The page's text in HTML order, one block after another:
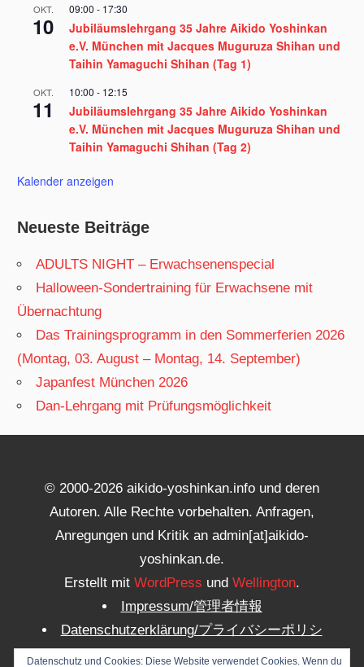
OKT.
10
09:00 - 17:30
Jubiläumslehrgang 35 Jahre Aikido Yoshinkan
e.V. München mit Jacques Muguruza Shihan und
Taihin Yamaguchi Shihan (Tag 1)
OKT.
11
10:00 - 12:15
Jubiläumslehrgang 35 Jahre Aikido Yoshinkan
e.V. München mit Jacques Muguruza Shihan und
Taihin Yamaguchi Shihan (Tag 2)
Kalender anzeigen
Neueste Beiträge
ADULTS NIGHT – Erwachsenenspecial
Halloween-Sondertraining für Erwachsene mit
Übernachtung
Das Trainingsprogramm in den Sommerferien 2026
(Montag, 03. August – Montag, 14. September)
Japanfest München 2026
Dan-Lehrgang mit Prüfungsmöglichkeit
© 2000-2026 aikido-yoshinkan.info und deren
Autoren. Alle Rechte vorbehalten. Anfragen,
Anregungen und Kritik an admin[at]aikido-
yoshinkan.de.
Erstellt mit WordPress und Wellington.
Impressum/管理者情報
Datenschutzerklärung/プライバシーポリシ
ー
Datenschutz und Cookies: Diese Website verwendet Cookies. Wenn du